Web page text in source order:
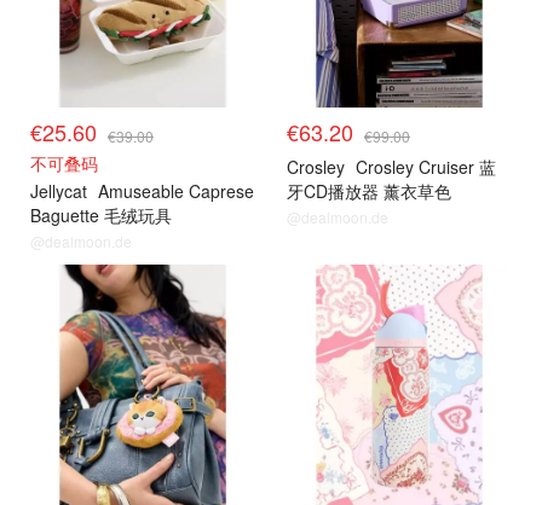
€25.60 €39.00
不可叠码
Jellycat Amuseable Caprese
Baguette 毛绒玩具
@dealmoon.de
€63.20 €99.00
Crosley Crosley Cruiser 蓝
牙CD播放器 薰衣草色
@dealmoon.de